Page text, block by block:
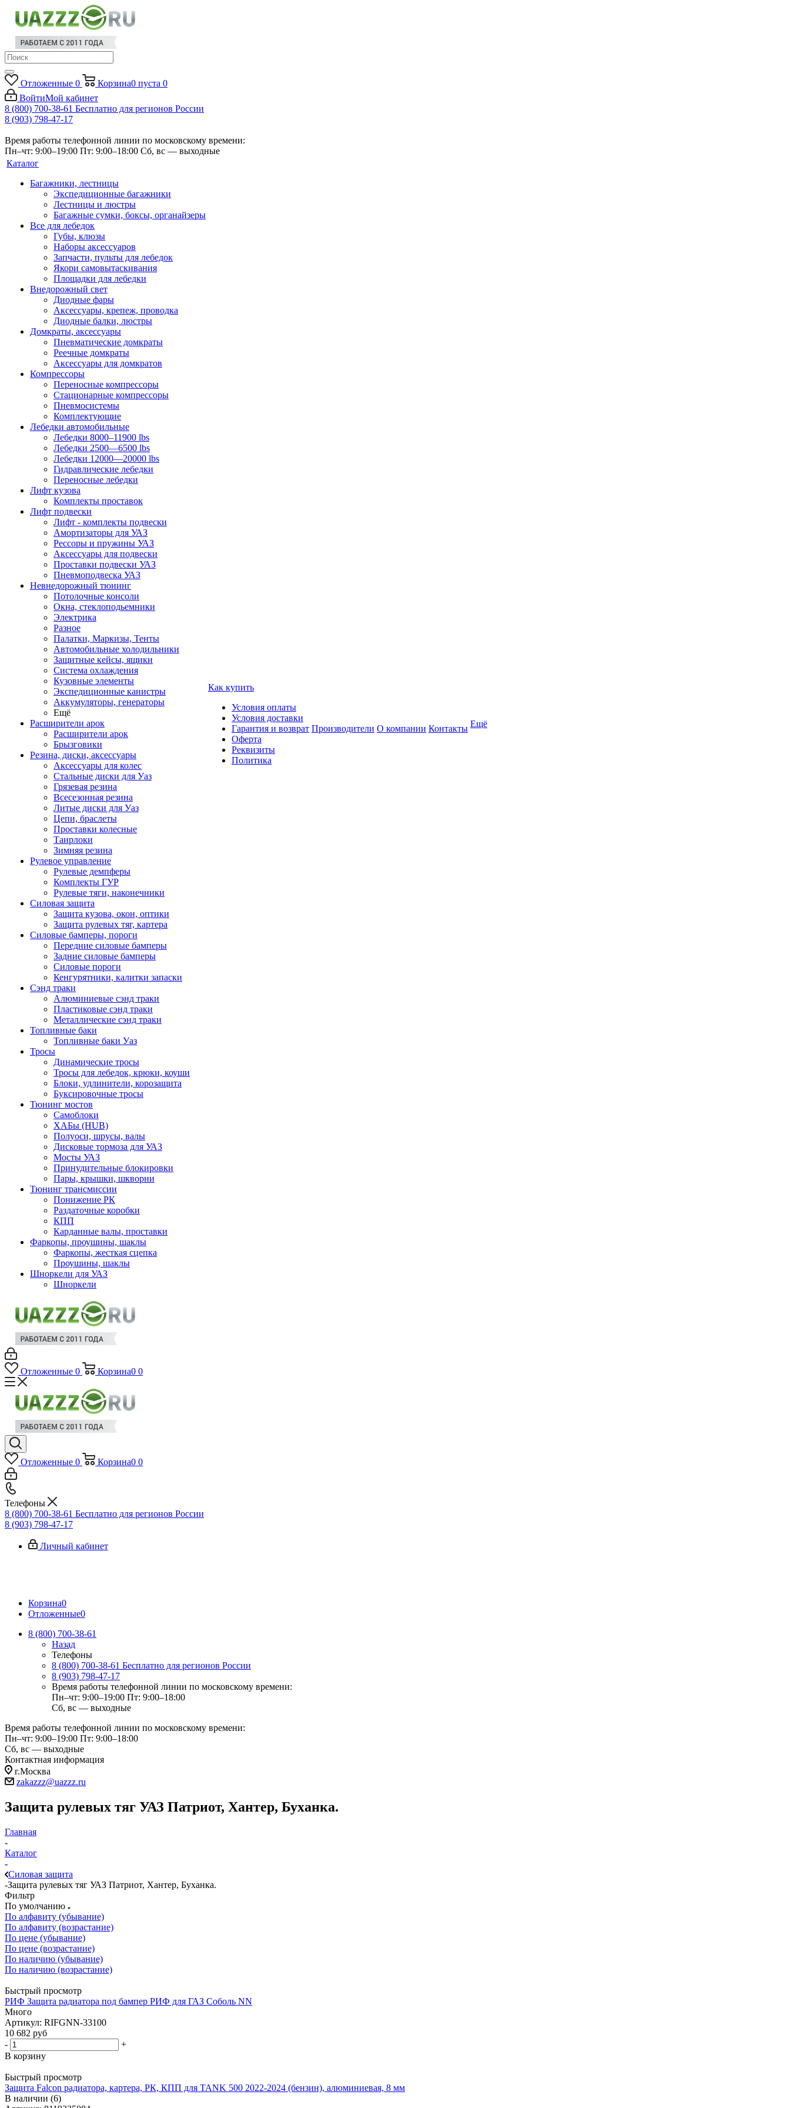
Отложенные 0 Корзина0 пуста 0
ВойтиМой кабинет
8 (800) 700-38-61 Бесплатно для регионов России
8 (903) 798-47-17
Время работы телефонной линии по московскому времени:
Пн–чт: 9:00–19:00 Пт: 9:00–18:00 Сб, вс — выходные
Каталог
Багажники, лестницы
Экспедиционные багажники
Лестницы и люстры
Багажные сумки, боксы, органайзеры
Все для лебедок
Губы, клюзы
Наборы аксессуаров
Запчасти, пульты для лебедок
Якори самовытаскивания
Площадки для лебедки
Внедорожный свет
Диодные фары
Аксессуары, крепеж, проводка
Диодные балки, люстры
Домкраты, аксессуары
Пневматические домкраты
Реечные домкраты
Аксессуары для домкратов
Компрессоры
Переносные компрессоры
Стационарные компрессоры
Пневмосистемы
Комплектующие
Лебедки автомобильные
Лебедки 8000–11900 lbs
Лебедки 2500—6500 lbs
Лебедки 12000—20000 lbs
Гидравлические лебедки
Переносные лебедки
Лифт кузова
Комплекты проставок
Лифт подвески
Лифт - комплекты подвески
Амортизаторы для УАЗ
Рессоры и пружины УАЗ
Аксессуары для подвески
Проставки подвески УАЗ
Пневмоподвеска УАЗ
Невнедорожный тюнинг
Потолочные консоли
Окна, стеклоподьемники
Электрика
Разное
Палатки, Маркизы, Тенты
Автомобильные холодильники
Защитные кейсы, ящики
Система охлаждения
Кузовные элементы
Экспедиционные канистры
Аккумуляторы, генераторы
Ещё
Расширители арок
Расширители арок
Брызговики
Резина, диски, аксессуары
Аксессуары для колес
Стальные диски для Уаз
Грязевая резина
Всесезонная резина
Литые диски для Уаз
Цепи, браслеты
Проставки колесные
Таирлоки
Зимняя резина
Рулевое управление
Рулевые демпферы
Комплекты ГУР
Рулевые тяги, наконечники
Силовая защита
Защита кузова, окон, оптики
Защита рулевых тяг, картера
Силовые бамперы, пороги
Передние силовые бамперы
Задние силовые бамперы
Силовые пороги
Кенгурятники, калитки запаски
Сэнд траки
Алюминиевые сэнд траки
Пластиковые сэнд траки
Металлические сэнд траки
Топливные баки
Топливные баки Уаз
Тросы
Динамические тросы
Тросы для лебедок, крюки, коуши
Блоки, удлинители, корозащита
Буксировочные тросы
Тюнинг мостов
Самоблоки
ХАБы (HUB)
Полуоси, шрусы, валы
Дисковые тормоза для УАЗ
Мосты УАЗ
Принудительные блокировки
Пары, крышки, шкворни
Тюнинг трансмиссии
Понижение РК
Раздаточные коробки
КПП
Карданные валы, проставки
Фаркопы, проушины, шаклы
Фаркопы, жесткая сцепка
Проушины, шаклы
Шноркели для УАЗ
Шноркели
Как купить
Условия оплаты
Условия доставки
Гарантия и возврат
Оферта
Реквизиты
Политика
Производители О компании Контакты Ещё
Отложенные 0 Корзина0 0
Отложенные 0 Корзина0 0
Телефоны
8 (800) 700-38-61 Бесплатно для регионов России
8 (903) 798-47-17
Личный кабинет
Корзина0
Отложенные0
8 (800) 700-38-61
Назад
Телефоны
8 (800) 700-38-61 Бесплатно для регионов России
8 (903) 798-47-17
Время работы телефонной линии по московскому времени:
Пн–чт: 9:00–19:00 Пт: 9:00–18:00
Сб, вс — выходные
Время работы телефонной линии по московскому времени:
Пн–чт: 9:00–19:00 Пт: 9:00–18:00
Сб, вс — выходные
Контактная информация
г.Москва
zakazzz@uazzz.ru
Защита рулевых тяг УАЗ Патриот, Хантер, Буханка.
Главная
-
Каталог
-
Силовая защита
-Защита рулевых тяг УАЗ Патриот, Хантер, Буханка.
Фильтр
По умолчанию
По алфавиту (убывание)
По алфавиту (возрастание)
По цене (убывание)
По цене (возрастание)
По наличию (убывание)
По наличию (возрастание)
Быстрый просмотр
РИФ Защита радиатора под бампер РИФ для ГАЗ Соболь NN
Много
Артикул: RIFGNN-33100
10 682 руб
-
+
В корзину
Быстрый просмотр
Защита Falcon радиатора, картера, РК, КПП для TANK 500 2022-2024 (бензин), алюминиевая, 8 мм
В наличии (6)